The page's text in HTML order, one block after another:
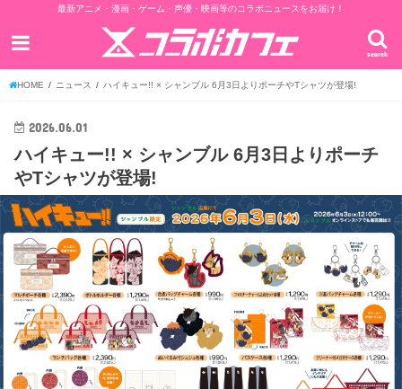
最新アニメ・漫画・ゲーム・声優・映画等のコラボニュースをお届け！
search
HOME ニュース ハイキュー!! × シャンブル 6月3日よりポーチやTシャツが登場!
2026.06.01
ハイキュー!! × シャンブル 6月3日よりポーチ
やTシャツが登場!